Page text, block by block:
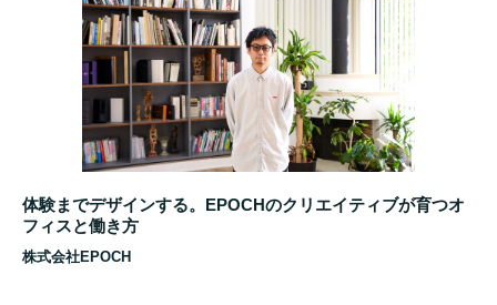
体験までデザインする。EPOCHのクリエイティブが育つオ
フィスと働き方
株式会社EPOCH